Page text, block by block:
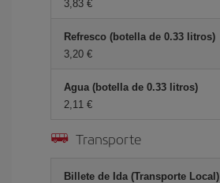
3,83 €
Refresco (botella de 0.33 litros)
3,20 €
Agua (botella de 0.33 litros)
2,11 €
Transporte
Billete de Ida (Transporte Local)